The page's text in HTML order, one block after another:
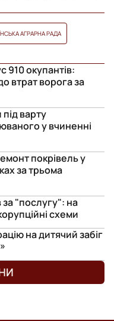
АГРАРНА РАДА
910 окупантів:
втрат ворога за
варту
у вчиненні
покрівель у
за трьома
за "послугу": на
схеми
на дитячий забіг